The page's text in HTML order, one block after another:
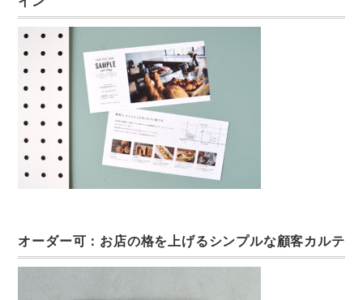
オーダー可：お店の格を上げるシンプルな顧客カルテ